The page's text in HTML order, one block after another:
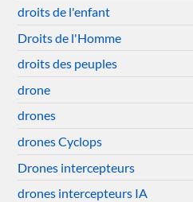
droits de l'enfant
Droits de l'Homme
droits des peuples
drone
drones
drones Cyclops
Drones intercepteurs
drones intercepteurs IA